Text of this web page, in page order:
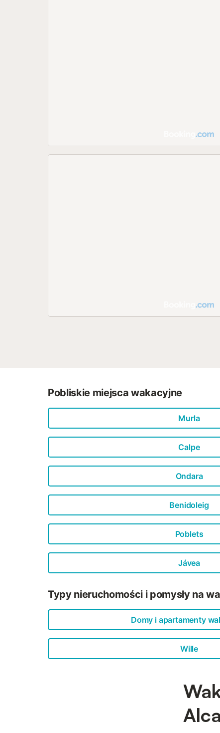
Pobliskie miejsca wakacyjne
Murla
Calpe
Ondara
Benidoleig
Poblets
Jávea
Typy nieruchomości i pomysły na
Domy i apartamenty
Wille